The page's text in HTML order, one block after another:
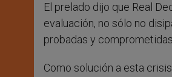
El prelado dijo que Real
evaluación, no sólo no
probadas y
Como solución a esta